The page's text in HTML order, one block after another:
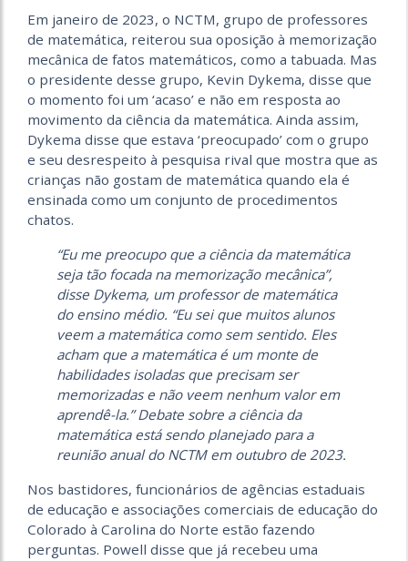
Em janeiro de 2023, o NCTM, grupo de professores
de matemática, reiterou sua oposição à memorização
mecânica de fatos matemáticos, como a tabuada. Mas
o presidente desse grupo, Kevin Dykema, disse que
o momento foi um ‘acaso’ e não em resposta ao
movimento da ciência da matemática. Ainda assim,
Dykema disse que estava ‘preocupado’ com o grupo
e seu desrespeito à pesquisa rival que mostra que as
crianças não gostam de matemática quando ela é
ensinada como um conjunto de procedimentos
chatos.
“Eu me preocupo que a ciência da matemática
seja tão focada na memorização mecânica”,
disse Dykema, um professor de matemática
do ensino médio. “Eu sei que muitos alunos
veem a matemática como sem sentido. Eles
acham que a matemática é um monte de
habilidades isoladas que precisam ser
memorizadas e não veem nenhum valor em
aprendê-la.” Debate sobre a ciência da
matemática está sendo planejado para a
reunião anual do NCTM em outubro de 2023.
Nos bastidores, funcionários de agências estaduais
de educação e associações comerciais de educação do
Colorado à Carolina do Norte estão fazendo
perguntas. Powell disse que já recebeu uma